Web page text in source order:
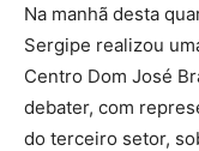
Na manhã desta
Sergipe realizou
Centro Dom José
debater, com
do terceiro setor,